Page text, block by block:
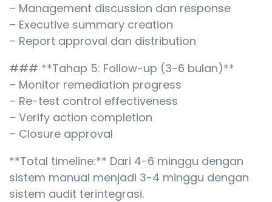
– Management discussion dan response
– Executive summary creation
– Report approval dan distribution
### **Tahap 5: Follow-up (3-6 bulan)**
– Monitor remediation progress
– Re-test control effectiveness
– Verify action completion
– Closure approval
**Total timeline:** Dari 4-6 minggu dengan
sistem manual menjadi 3-4 minggu dengan
sistem audit terintegrasi.